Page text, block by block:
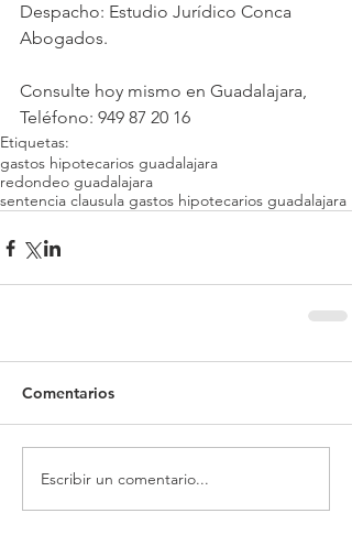
Despacho: Estudio Jurídico Conca
Abogados.
Consulte hoy mismo en Guadalajara,
Teléfono: 949 87 20 16
Etiquetas:
gastos hipotecarios guadalajara
redondeo guadalajara
sentencia clausula gastos hipotecarios guadalajara
Comentarios
Escribir un comentario...